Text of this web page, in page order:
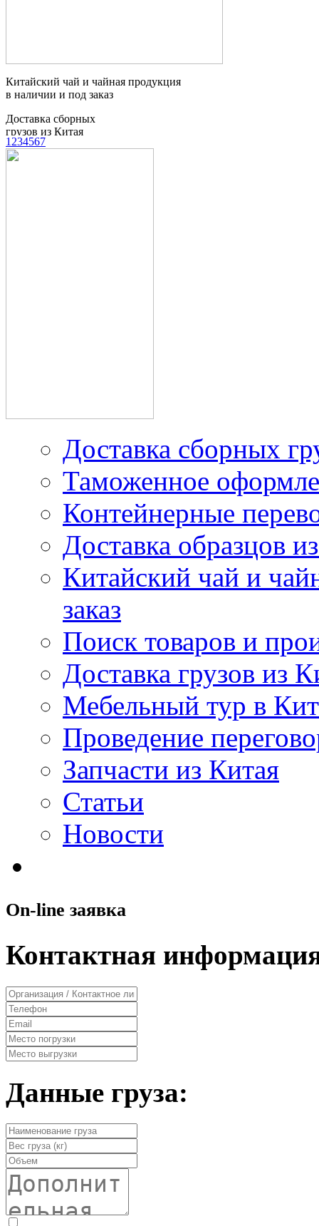
Китайский чай и чайная продукция
в наличии и под заказ
Доставка сборных
грузов из Китая
Таможенное
1234567
Доставка сборных
Таможенное
Контейнерные
Доставка образцов
Китайский чай и
заказ
Поиск товаров и
Доставка грузов из
Мебельный тур в
Проведение
Запчасти из Китая
Статьи
Новости
On-line заявка
Контактная
Данные груза: